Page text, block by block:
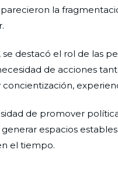
la
destacó el rol de las
de acciones
de promover
espacios
el tiempo.